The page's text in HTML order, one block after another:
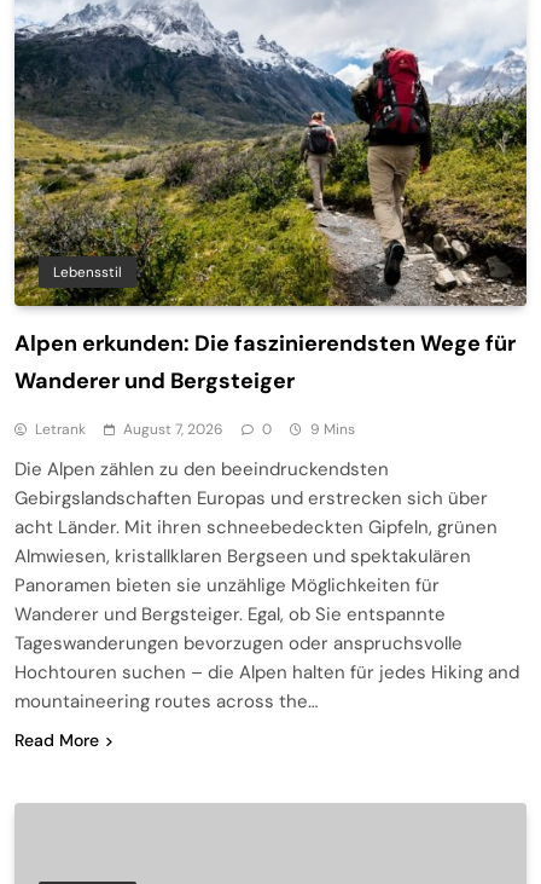
Lebensstil
Alpen erkunden: Die faszinierendsten Wege für
Wanderer und Bergsteiger
Letrank August 7, 2026 0 9 Mins
Die Alpen zählen zu den beeindruckendsten
Gebirgslandschaften Europas und erstrecken sich über
acht Länder. Mit ihren schneebedeckten Gipfeln, grünen
Almwiesen, kristallklaren Bergseen und spektakulären
Panoramen bieten sie unzählige Möglichkeiten für
Wanderer und Bergsteiger. Egal, ob Sie entspannte
Tageswanderungen bevorzugen oder anspruchsvolle
Hochtouren suchen – die Alpen halten für jedes Hiking and
mountaineering routes across the…
Read More